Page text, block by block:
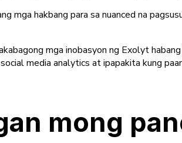
mga hakbang para sa nuanced na
mga inobasyon ng Exolyt
media analytics at ipapakita kung
mong